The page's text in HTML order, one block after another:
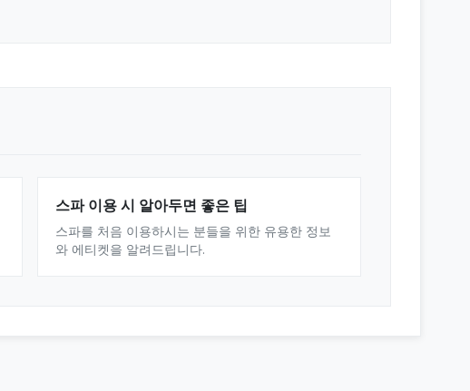
스파 이용 시 알아두면 좋은 팁
스파를 처음 이용하시는 분들을 위한 유용한 정보
와 에티켓을 알려드립니다.